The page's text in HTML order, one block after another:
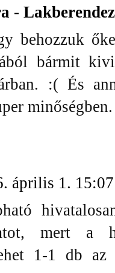
-
behozzuk
bármit
:( És
április 1. 15:07
mert a
1-1 db az